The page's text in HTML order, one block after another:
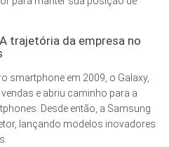
trajetória da empresa no
smartphone em 2009, o Galaxy,
e abriu caminho para a
Desde então, a Samsung
lançando modelos inovadores